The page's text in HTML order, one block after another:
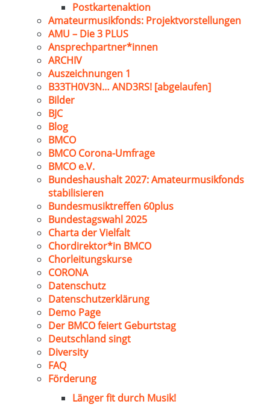
Postkartenaktion
Amateurmusikfonds: Projektvorstellungen
AMU – Die 3 PLUS
Ansprechpartner*innen
ARCHIV
Auszeichnungen 1
B33TH0V3N… AND3RS! [abgelaufen]
Bilder
BJC
Blog
BMCO
BMCO Corona-Umfrage
BMCO e.V.
Bundeshaushalt 2027: Amateurmusikfonds
stabilisieren
Bundesmusiktreffen 60plus
Bundestagswahl 2025
Charta der Vielfalt
Chordirektor*in BMCO
Chorleitungskurse
CORONA
Datenschutz
Datenschutzerklärung
Demo Page
Der BMCO feiert Geburtstag
Deutschland singt
Diversity
FAQ
Förderung
Länger fit durch Musik!